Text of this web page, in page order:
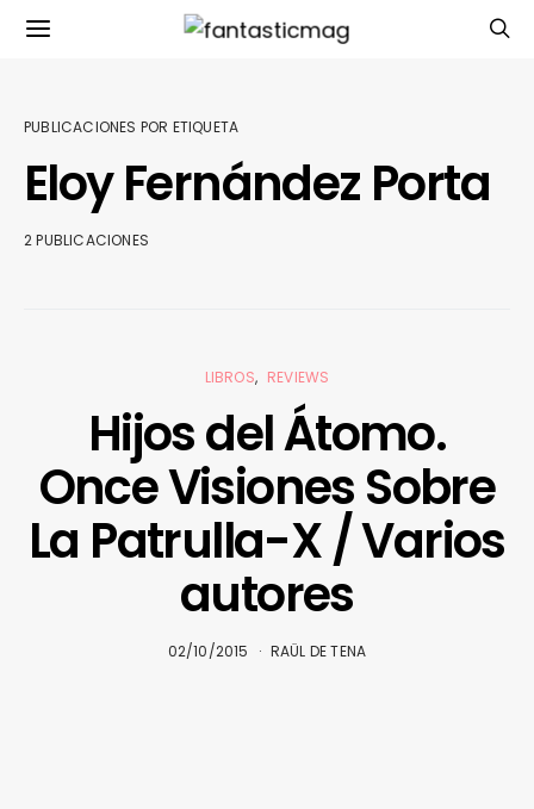
PUBLICACIONES POR ETIQUETA
Eloy Fernández Porta
2 PUBLICACIONES
LIBROS REVIEWS
Hijos del Átomo.
Once Visiones Sobre
La Patrulla-X / Varios
autores
02/10/2015 RAÜL DE TENA